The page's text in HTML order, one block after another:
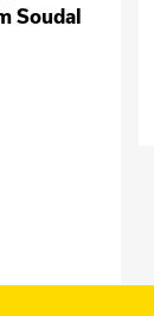
Soudal